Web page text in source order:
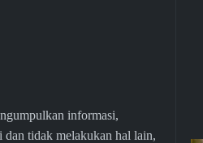
informasi,
dan tidak melakukan hal lain,